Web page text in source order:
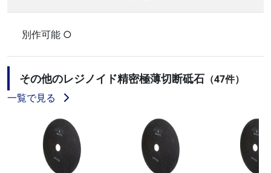
別作可能 ○
その他のレジノイド精密極薄切断砥石 （47件）
一覧で見る